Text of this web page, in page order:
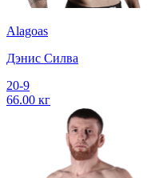
Alagoas
Дэнис Силва
20-9
66.00 кг